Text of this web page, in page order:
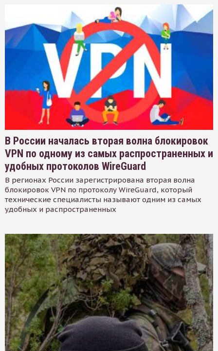
В России началась вторая волна блокировок
VPN по одному из самых распространенных и
удобных протоколов WireGuard
В регионах России зарегистрирована вторая волна
блокировок VPN по протоколу WireGuard, который
технические специалисты называют одним из самых
удобных и распространенных